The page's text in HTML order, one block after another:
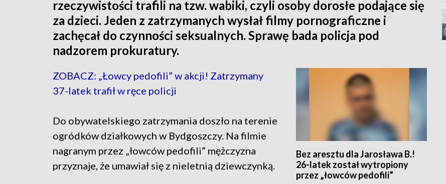
rzeczywistości trafili na tzw. wabiki, czyli osoby dorosłe podające się
za dzieci. Jeden z zatrzymanych wysłał filmy pornograficzne i
zachęcał do czynności seksualnych. Sprawę bada policja pod
nadzorem prokuratury.
Bez aresztu dla Jarosława B.!
26-latek został wytropiony
przez „łowców pedofili”
ZOBACZ: „Łowcy pedofili” w akcji! Zatrzymany
37-latek trafił w ręce policji
Do obywatelskiego zatrzymania doszło na terenie
ogródków działkowych w Bydgoszczy. Na filmie
nagranym przez „łowców pedofili” mężczyzna
przyznaje, że umawiał się z nieletnią dziewczynką.